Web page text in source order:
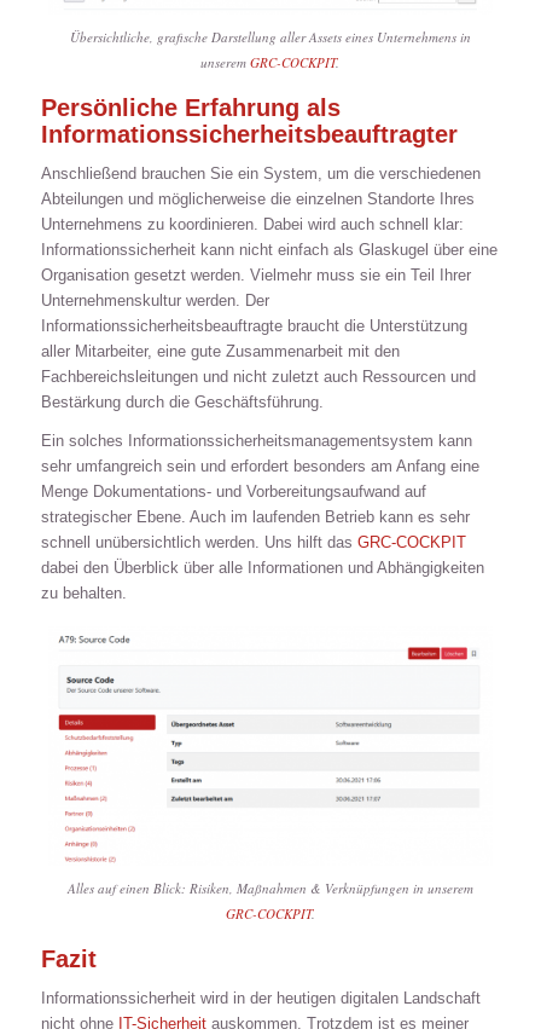
Übersichtliche, grafische Darstellung aller Assets eines Unternehmens in
unseremGRC-COCKPIT.
Persönliche Erfahrung als
Informationssicherheitsbeauftragter
Anschließend brauchen Sie ein System, um die verschiedenen
Abteilungen und möglicherweise die einzelnen Standorte Ihres
Unternehmens zu koordinieren. Dabei wird auch schnell klar:
Informationssicherheit kann nicht einfach als Glaskugel über eine
Organisation gesetzt werden. Vielmehr muss sie ein Teil Ihrer
Unternehmenskultur werden. Der
Informationssicherheitsbeauftragte braucht die Unterstützung
aller Mitarbeiter, eine gute Zusammenarbeit mit den
Fachbereichsleitungen und nicht zuletzt auch Ressourcen und
Bestärkung durch die Geschäftsführung.
Ein solches Informationssicherheitsmanagementsystem kann
sehr umfangreich sein und erfordert besonders am Anfang eine
Menge Dokumentations- und Vorbereitungsaufwand auf
strategischer Ebene. Auch im laufenden Betrieb kann es sehr
schnell unübersichtlich werden. Uns hilft das GRC-COCKPIT
dabei den Überblick über alle Informationen und Abhängigkeiten
zu behalten.
Alles auf einen Blick: Risiken, Maßnahmen & Verknüpfungen in unserem
GRC-COCKPIT.
Fazit
Informationssicherheit wird in der heutigen digitalen Landschaft
nicht ohne IT-Sicherheitauskommen. Trotzdem ist es meiner